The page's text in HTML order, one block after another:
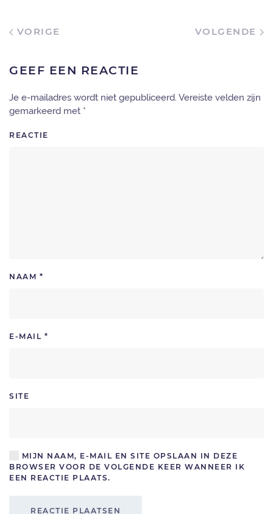
VORIGE VOLGENDE
GEEF EEN REACTIE
Je e-mailadres wordt niet gepubliceerd. Vereiste velden zijn
gemarkeerd met *
REACTIE
NAAM *
E-MAIL *
SITE
MIJN NAAM, E-MAIL EN SITE OPSLAAN IN DEZE
BROWSER VOOR DE VOLGENDE KEER WANNEER IK
EEN REACTIE PLAATS.
REACTIE PLAATSEN